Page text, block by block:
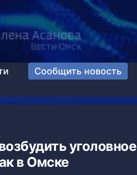
Сообщить новость
в Омске